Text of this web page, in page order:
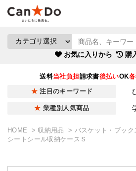
お気に入りから 購
送料当社負担請求書後払いOK
注目のキーワード
業種別人気商品
HOME 収納用品
バスケット・ブック
シートシール収納ケースＳ